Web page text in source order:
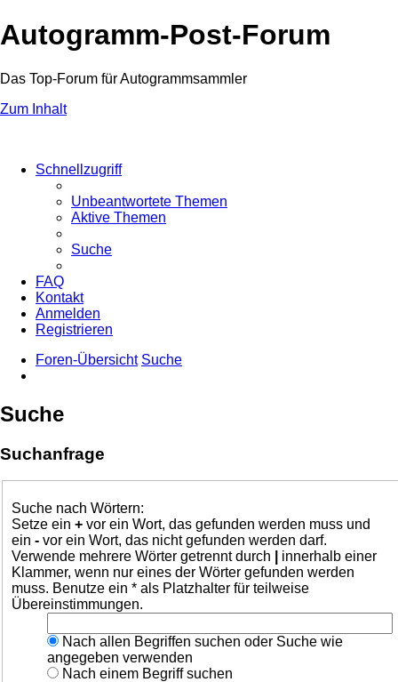
Autogramm-Post-Forum
Das Top-Forum für Autogrammsammler
Zum Inhalt
Schnellzugriff
Unbeantwortete Themen
Aktive Themen
Suche
FAQ
Kontakt
Anmelden
Registrieren
Foren-Übersicht Suche
Suche
Suchanfrage
Suche nach Wörtern:
Setze ein + vor ein Wort, das gefunden werden muss und
ein - vor ein Wort, das nicht gefunden werden darf.
Verwende mehrere Wörter getrennt durch
innerhalb einer
Klammer, wenn nur eines der Wörter gefunden werden
muss. Benutze ein * als Platzhalter für teilweise
Übereinstimmungen.
Nach allen Begriffen suchen oder Suche wie
angegeben verwenden
Nach einem Begriff suchen